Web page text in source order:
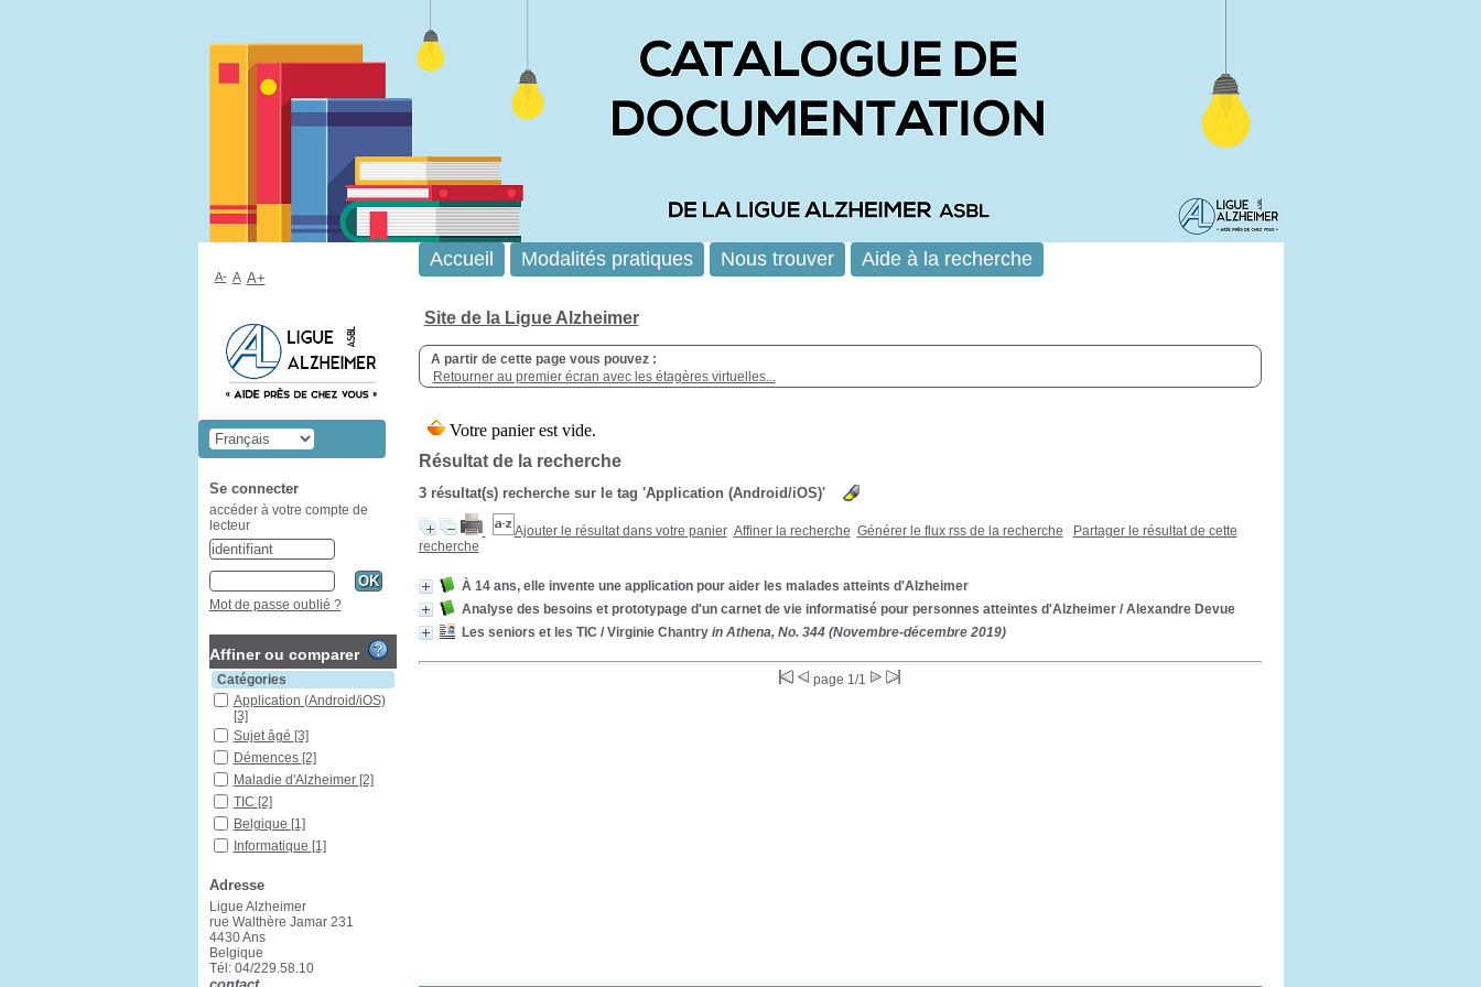
Site de la Ligue Alzheimer
A partir de cette page vous pouvez :
Retourner au premier écran avec les étagères virtuelles...
Résultat de la recherche
3 résultat(s) recherche sur le tag 'Application (Android/iOS)'
Ajouter le résultat dans votre panier Affiner la recherche Générer le flux rss de la recherche
Partager le résultat de cette
recherche
À 14 ans, elle invente une application pour aider les malades atteints d'Alzheimer
Analyse des besoins et prototypage d'un carnet de vie informatisé pour personnes atteintes d'Alzheimer/ Alexandre Devue
Les seniors et les TIC / Virginie Chantry in Athena, No. 344 (Novembre-décembre 2019)
page 1/1
Accueil Modalités pratiques Nous trouver Aide à la recherche
A- A A+
Se connecter
accéder à votre compte de
lecteur
Mot de passe oublié ?
Affiner ou comparer
Catégories
Application (Android/iOS)
[3]
Sujet âgé [3]
Démences [2]
Maladie d'Alzheimer [2]
TIC [2]
Belgique [1]
Informatique [1]
Personne atteinte de
démence[1]
Technologie, industrie et
agriculture
Troubles de la mémoire
[1]
Adresse
Ligue Alzheimer
rue Walthère Jamar 231
4430 Ans
Belgique
Tél: 04/229.58.10